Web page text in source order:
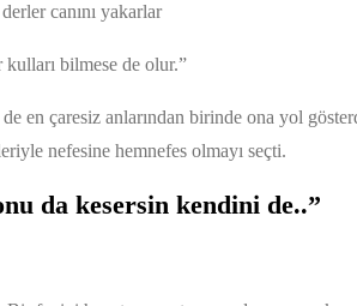
canını yakarlar
bilmese de olur.”
en çaresiz anlarından birinde ona yol
nefesine hemnefes olmayı seçti.
da kesersin kendini de..”